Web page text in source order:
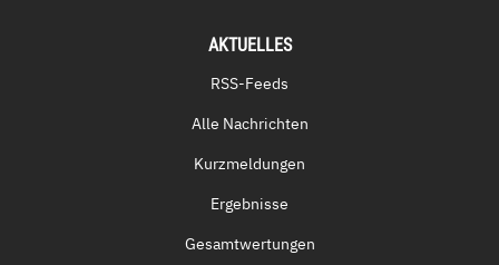
AKTUELLES
RSS-Feeds
Alle Nachrichten
Kurzmeldungen
Ergebnisse
Gesamtwertungen